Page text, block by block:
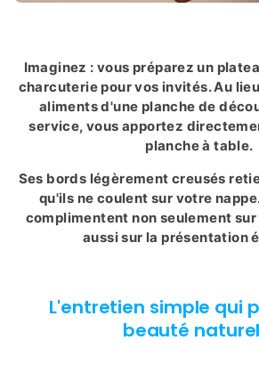
Imaginez : vous préparez un
charcuterie pour vos invités. Au
aliments d'une planche de
service, vous apportez
planche à table.
Ses bords légèrement creusés
qu'ils ne coulent sur votre
complimentent non seulement
aussi sur la présentation
L'entretien simple qui
beauté